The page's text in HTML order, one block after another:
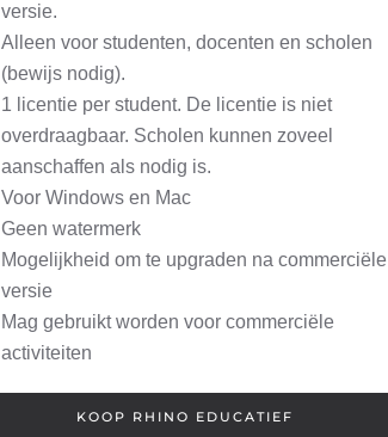
versie.
Alleen voor studenten, docenten en scholen
(bewijs nodig).
1 licentie per student. De licentie is niet
overdraagbaar. Scholen kunnen zoveel
aanschaffen als nodig is.
Voor Windows en Mac
Geen watermerk
Mogelijkheid om te upgraden na commerciële
versie
Mag gebruikt worden voor commerciële
activiteiten
KOOP RHINO EDUCATIEF